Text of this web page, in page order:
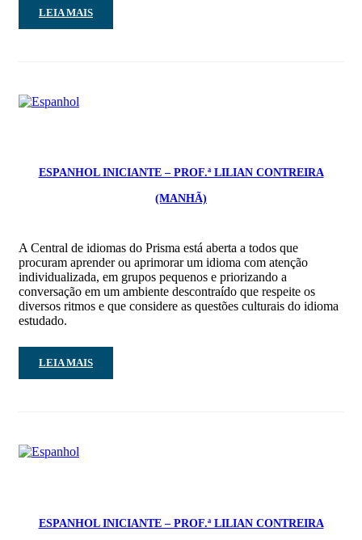
LEIA MAIS
ESPANHOL INICIANTE – PROF.ª LILIAN CONTREIRA
(MANHÃ)
A Central de idiomas do Prisma está aberta a todos que
procuram aprender ou aprimorar um idioma com atenção
individualizada, em grupos pequenos e priorizando a
conversação em um ambiente descontraído que respeite os
diversos ritmos e que considere as questões culturais do idioma
estudado.
LEIA MAIS
ESPANHOL INICIANTE – PROF.ª LILIAN CONTREIRA